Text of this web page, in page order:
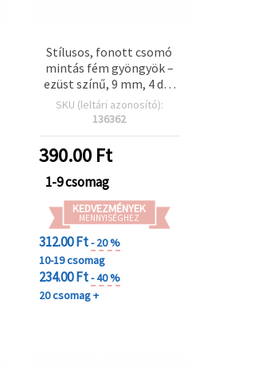
Stílusos, fonott csomó
mintás fém gyöngyök –
ezüst színű, 9 mm, 4 db-
os szett, DIY
karkötőkhöz,
ékszerkészítéshez
SKU (leltári azonosító):
136362
390.00Ft
1-9 csomag
KEDVEZMÉNYEK
MENNYISÉGHEZ
312.00 Ft- 20 %
10-19 csomag
234.00 Ft- 40 %
20 csomag +